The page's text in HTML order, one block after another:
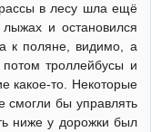
в лесу шла ещё
и остановился
к поляне, видимо, а
троллейбусы и
какое-то. Некоторые
смогли бы управлять
ниже у дорожки был